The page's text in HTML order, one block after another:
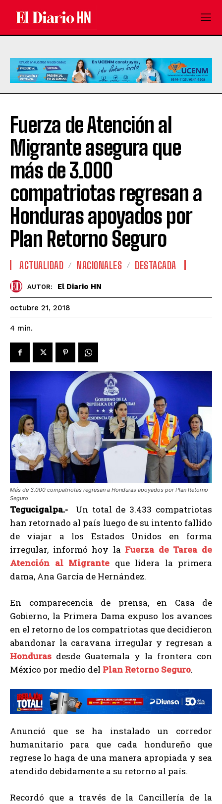
Fuerza de Atención al
Migrante asegura que
más de 3.000
compatriotas regresan a
Honduras apoyados por
Plan Retorno Seguro
ACTUALIDAD NACIONALES DESTACADA
AUTOR: El Diario HN
octubre 21, 2018
4 min.
Más de 3.000 compatriotas regresan a Honduras apoyados por Plan Retorno
Seguro
Tegucigalpa.-
Un total de 3.433 compatriotas
han retornado al país luego de su intento fallido
de viajar a los Estados Unidos en forma
irregular, informó hoy la Fuerza de Tarea de
Atención al Migrante que lidera la primera
dama, Ana García de Hernández.
En comparecencia de prensa, en Casa de
Gobierno, la Primera Dama expuso los avances
en el retorno de los compatriotas que decidieron
abandonar la caravana irregular y regresan a
Honduras desde Guatemala y la frontera con
México por medio del Plan Retorno Seguro.
Anunció que se ha instalado un corredor
humanitario para que cada hondureño que
regrese lo haga de una manera apropiada y sea
atendido debidamente a su retorno al país.
Recordó que a través de la Cancillería de la